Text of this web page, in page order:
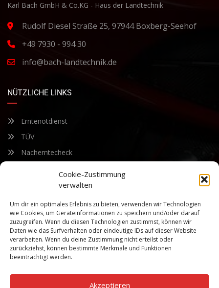
Cookie-Zustimmung
verwalten
Um dir ein optimales Erlebnis zu bieten, verwenden wir Technologien
wie Cookies, um Geräteinformationen zu speichern und/oder darauf
zuzugreifen. Wenn du diesen Technologien zustimmst, können wir
Daten wie das Surfverhalten oder eindeutige IDs auf dieser Website
verarbeiten. Wenn du deine Zustimmung nicht erteilst oder
zurückziehst, können bestimmte Merkmale und Funktionen
beeinträchtigt werden.
Akzeptieren
Karl Bach GmbH & Co.KG - Haus der Landtechnik
Rudolf Diesel Straße 25, 97944 Boxberg-Seehof
+49 7930 - 994 30
info@bach-landtechnik.de
NÜTZLICHE LINKS
Erntenotdienst
TÜV
Nacherntecheck
FÜR UNSEREN NEWSLETTER ANMELDEN
Bleiben Sie auf dem Laufenden über unsere sich ständig
weiterentwickelnden Produkteigenschaften und Technologien.
Geben Sie Ihre E-Mail-Adresse ein und abonnieren Sie unseren
Newsletter.